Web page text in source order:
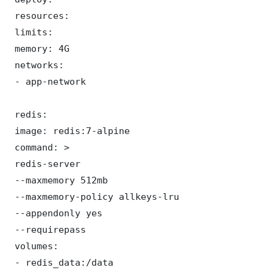
resources:
limits:
memory: 4G
networks:
- app-network
redis:
image: redis:7-alpine
command: >
redis-server
--maxmemory 512mb
--maxmemory-policy allkeys-lru
--appendonly yes
--requirepass
volumes:
- redis_data:/data